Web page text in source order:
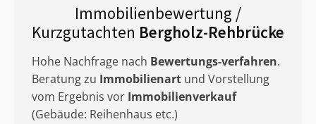
Immobilienbewertung /
Kurzgutachten Bergholz-Rehbrücke
Hohe Nachfrage nach Bewertungs-verfahren.
Beratung zu Immobilienart und Vorstellung
vom Ergebnis vor Immobilienverkauf
(Gebäude: Reihenhaus etc.)